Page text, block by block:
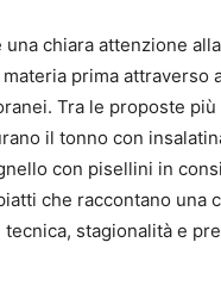
chiara attenzione alla
prima attraverso
Tra le proposte più
il tonno con
con pisellini in
che raccontano una
stagionalità e